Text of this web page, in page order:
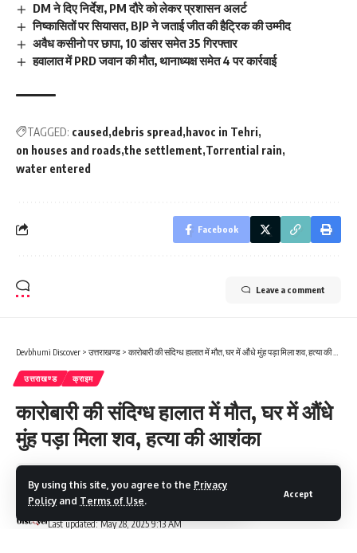
By using this site, you agree to the Privacy
Policy and Terms of Use.
Accept
DM ने दिए निर्देश, PM दौरे को लेकर प्रशासन अलर्ट
निष्कासितों पर सियासत, BJP ने जताई जीत की हैट्रिक की उम्मीद
अवैध कसीनो पर छापा, 10 डांसर समेत 35 गिरफ्तार
हवालात में PRD जवान की मौत, थानाध्यक्ष समेत 4 पर कार्रवाई
TAGGED: caused debris spread havoc in Tehri
on houses and roads the settlement Torrential rain
water entered
Facebook
Leave a comment
Devbhumi Discover > उत्तराखण्ड > कारोबारी की संदिग्ध हालात में मौत, घर में औंधे मुंह पड़ा मिला शव, हत्या की आशंका
उत्तराखण्ड क्राइम
कारोबारी की संदिग्ध हालात में मौत, घर में औंधे
मुंह पड़ा मिला शव, हत्या की आशंका
Last updated: May 28, 2025 9:13 AM
Devbhumi Discover